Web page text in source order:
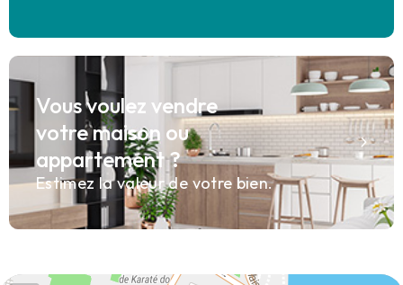
Vous voulez vendre
votre maison ou
appartement ?
Estimez la valeur de votre bien.